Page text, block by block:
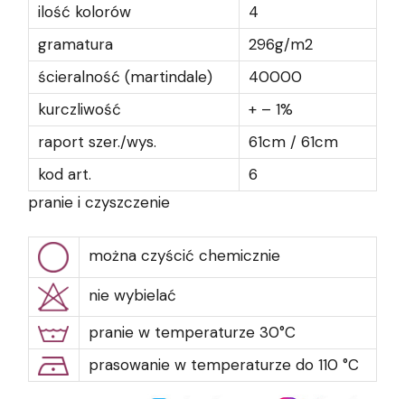
ilość kolorów
4
gramatura
296g/m2
ścieralność (martindale)
40000
kurczliwość
+ – 1%
raport szer./wys.
61cm / 61cm
kod art.
6
pranie i czyszczenie
można czyścić chemicznie
nie wybielać
pranie w temperaturze 30°C
prasowanie w temperaturze do 110 °C